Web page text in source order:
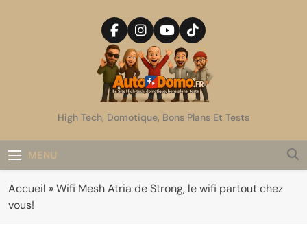
AutoDomo
High Tech, Domotique, Bons Plans Et Tests
MENU
Accueil »Wifi Mesh Atria de Strong, le wifi partout chez
vous!